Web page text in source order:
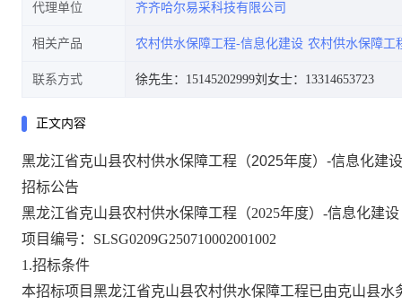
代理单位 齐齐哈尔易采科技有限公司
相关产品 农村供水保障工程-信息化建设 农村供水保障工
联系方式 徐先生：15145202999刘女士：13314653723
正文内容
黑龙江省克山县农村供水保障工程（2025年度）-信息化建
招标公告
黑龙江省克山县农村供水保障工程（2025年度）-信息化建
项目编号： SLSG0209G250710002001002
1.招标条件
本招标项目黑龙江省克山县农村供水保障工程已由克山县水